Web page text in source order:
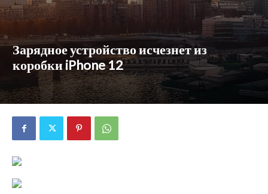
Зарядное устройство исчезнет из
коробки iPhone 12